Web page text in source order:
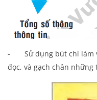
- Sử dụng bút chì làm
đọc, và gạch chân